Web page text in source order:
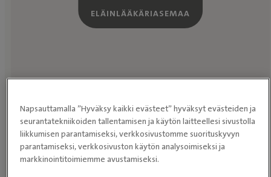
ELÄINLÄÄKÄRIASEMAA
eläinlääkäriasemia sen sijaan.
Napsauttamalla ”Hyväksy kaikki evästeet” hyväksyt evästeiden ja
seurantatekniikoiden tallentamisen ja käytön laitteellesi sivustolla
liikkumisen parantamiseksi, verkkosivustomme suorituskyvyn
parantamiseksi, verkkosivuston käytön analysoimiseksi ja
markkinointitoimiemme avustamiseksi.